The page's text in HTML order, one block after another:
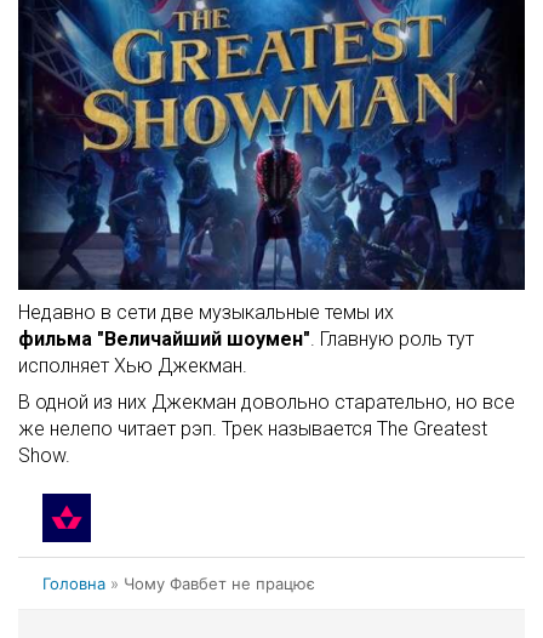
Недавно в сети две музыкальные темы их
фильма "Величайший шоумен". Главную роль тут
исполняет Хью Джекман.
В одной из них Джекман довольно старательно, но все
же нелепо читает рэп. Трек называется The Greatest
Show.